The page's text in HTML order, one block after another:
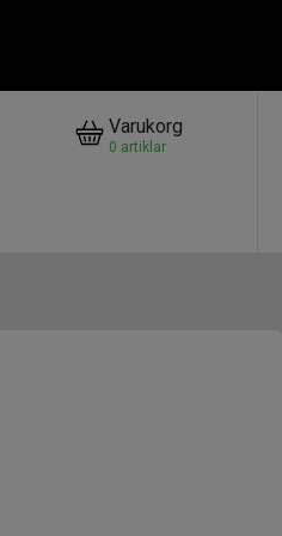
Varukorg
0 artiklar